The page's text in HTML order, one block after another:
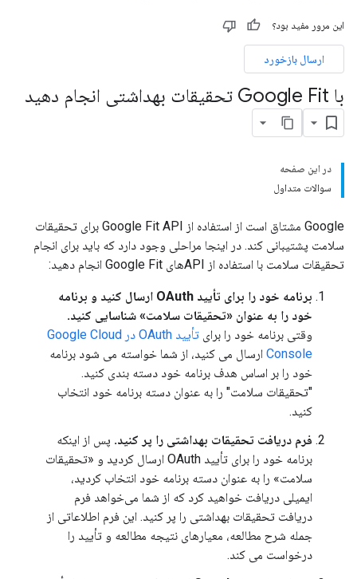
این مرور مفید بود؟
ارسال بازخورد
با Google Fit تحقیقات بهداشتی انجام دهید
در این صفحه
سوالات متداول
Google مشتاق است از استفاده از Google Fit API برای تحقیقات
سلامت پشتیبانی کند. در اینجا مراحلی وجود دارد که باید برای انجام
تحقیقات سلامت با استفاده از APIهای Google Fit انجام دهید:
برنامه خود را برای تأیید OAuth ارسال کنید و برنامه
خود را به عنوان «تحقیقات سلامت» شناسایی کنید.
وقتی برنامه خود را برای
تأیید OAuth در Google Cloud
Console ارسال می کنید، از شما خواسته می شود برنامه
خود را بر اساس هدف برنامه خود دسته بندی کنید.
"تحقیقات سلامت" را به عنوان دسته برنامه خود انتخاب
کنید.
فرم دریافت تحقیقات بهداشتی را پر کنید. پس از اینکه
برنامه خود را برای تأیید OAuth ارسال کردید و «تحقیقات
سلامت» را به عنوان دسته برنامه خود انتخاب کردید،
ایمیلی دریافت خواهید کرد که از شما می‌خواهد فرم
دریافت تحقیقات بهداشتی را پر کنید. این فرم اطلاعاتی از
جمله شرح مطالعه، معیارهای نتیجه مطالعه و تأیید را
درخواست می کند.